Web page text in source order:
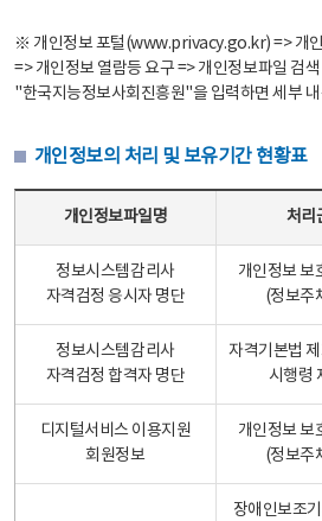
※ 개인정보 포털(www.privacy.go.kr) => 개
=> 개인정보 열람등 요구 => 개인정보파일 검색
"한국지능정보사회진흥원"을 입력하면 세부
개인정보의 처리 및 보유기간 현황표
개인정보파일명 처리
정보시스템감리사
자격검정 응시자 명단
개인정보 보
(정보주
정보시스템감리사
자격검정 합격자 명단
자격기본법
시행령
디지털서비스 이용지원
회원정보
개인정보 보
(정보주
장애인보조